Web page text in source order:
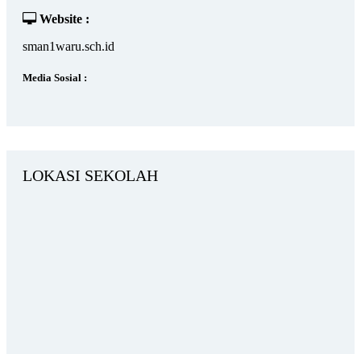
Website :
sman1waru.sch.id
Media Sosial :
LOKASI SEKOLAH